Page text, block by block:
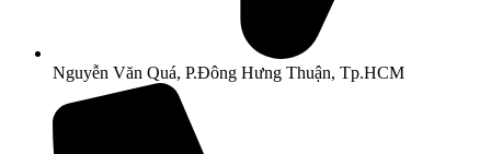
Nguyễn Văn Quá, P.Đông Hưng Thuận, Tp.HCM